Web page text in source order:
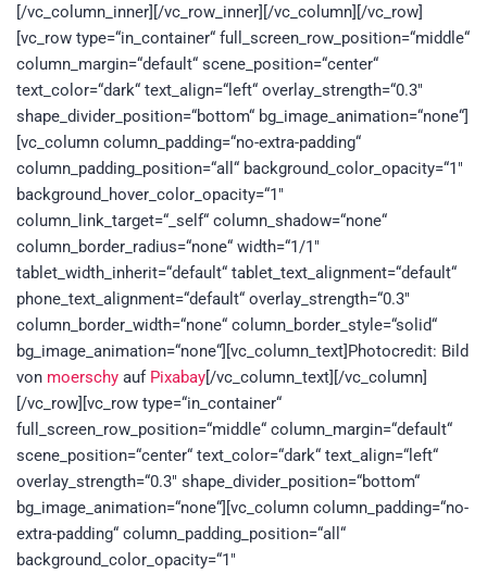
[/vc_column_inner][/vc_row_inner][/vc_column][/vc_row]
[vc_row type=“in_container“ full_screen_row_position=“middle“
column_margin=“default“ scene_position=“center“
text_color=“dark“ text_align=“left“ overlay_strength=“0.3″
shape_divider_position=“bottom“ bg_image_animation=“none“]
[vc_column column_padding=“no-extra-padding“
column_padding_position=“all“ background_color_opacity=“1″
background_hover_color_opacity=“1″
column_link_target=“_self“ column_shadow=“none“
column_border_radius=“none“ width=“1/1″
tablet_width_inherit=“default“ tablet_text_alignment=“default“
phone_text_alignment=“default“ overlay_strength=“0.3″
column_border_width=“none“ column_border_style=“solid“
bg_image_animation=“none“][vc_column_text]Photocredit: Bild
von moerschy auf Pixabay[/vc_column_text][/vc_column]
[/vc_row][vc_row type=“in_container“
full_screen_row_position=“middle“ column_margin=“default“
scene_position=“center“ text_color=“dark“ text_align=“left“
overlay_strength=“0.3″ shape_divider_position=“bottom“
bg_image_animation=“none“][vc_column column_padding=“no-
extra-padding“ column_padding_position=“all“
background_color_opacity=“1″